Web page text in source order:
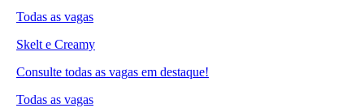
Todas as vagas
Skelt e Creamy
Consulte todas as vagas em destaque!
Todas as vagas